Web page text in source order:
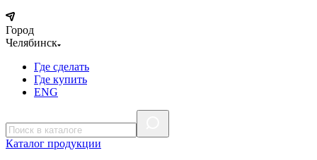
Город
Челябинск
Где сделать
Где купить
ENG
Каталог продукции